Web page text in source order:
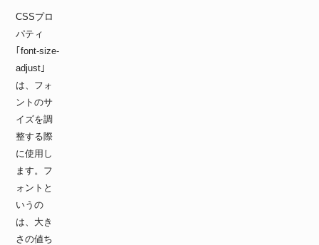
CSSプロ
パティ
｢font-size-
adjust｣
は、フォ
ントのサ
イズを調
整する際
に使用し
ます。フ
ォントと
いうの
は、大き
さの値ち